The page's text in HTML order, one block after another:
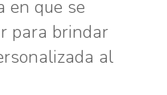
en que se
para brindar
al